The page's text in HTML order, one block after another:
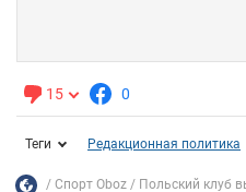
15 0
Теги Редакционная политика
Спорт Oboz Польский клуб